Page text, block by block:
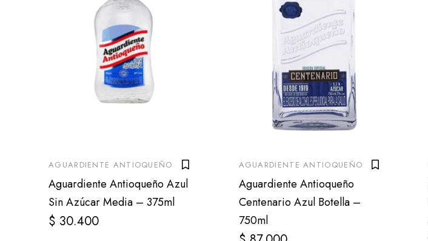
AGUARDIENTE ANTIOQUEÑO
Aguardiente Antioqueño Azul
Sin Azúcar Media – 375ml
$ 30.400
AGUARDIENTE ANTIOQUEÑO
Aguardiente Antioqueño
Centenario Azul Botella –
750ml